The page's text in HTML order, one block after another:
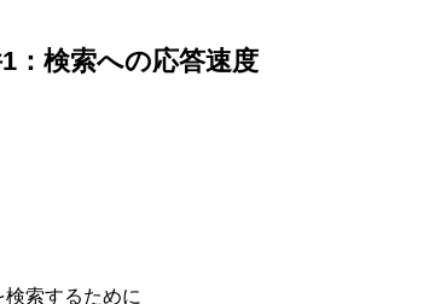
：検索への応答速度
索するために